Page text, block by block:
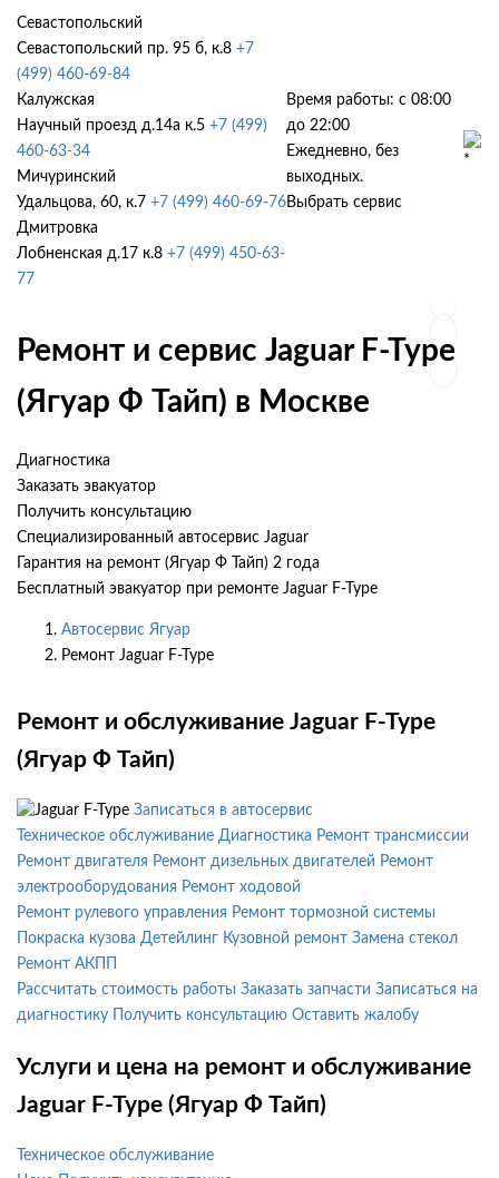
Севастопольский
Севастопольский пр. 95 б, к.8 +7
(499) 460-69-84
Калужская
Научный проезд д.14а к.5 +7 (499)
460-63-34
Мичуринский
Удальцова, 60, к.7 +7 (499) 460-69-76
Дмитровка
Лобненская д.17 к.8 +7 (499) 450-63-
77
Время работы: с 08:00
до 22:00
Ежедневно, без
выходных.
Выбрать сервис
Ремонт и сервис Jaguar F-Type
(Ягуар Ф Тайп) в Москве
Диагностика
Заказать эвакуатор
Получить консультацию
Специализированный автосервис Jaguar
Гарантия на ремонт (Ягуар Ф Тайп) 2 года
Бесплатный эвакуатор при ремонте Jaguar F-Type
Автосервис Ягуар
Ремонт Jaguar F-Type
Ремонт и обслуживание Jaguar F-Type
(Ягуар Ф Тайп)
Записаться в автосервис
Техническое обслуживание Диагностика Ремонт трансмиссии
Ремонт двигателя Ремонт дизельных двигателей Ремонт
электрооборудования Ремонт ходовой
Ремонт рулевого управления Ремонт тормозной системы
Покраска кузова Детейлинг Кузовной ремонт Замена стекол
Ремонт АКПП
Рассчитать стоимость работы Заказать запчасти Записаться на
диагностику
Получить консультацию Оставить жалобу
Услуги и цена на ремонт и обслуживание
Jaguar F-Type (Ягуар Ф Тайп)
Техническое обслуживание